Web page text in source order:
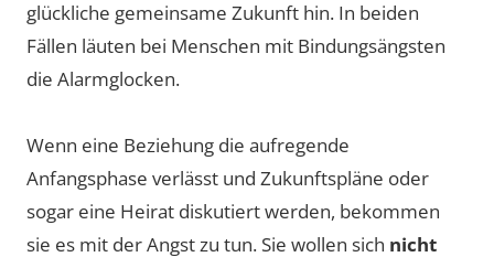
glückliche gemeinsame Zukunft hin. In beiden
Fällen läuten bei Menschen mit Bindungsängsten
die Alarmglocken.
Wenn eine Beziehung die aufregende
Anfangsphase verlässt und Zukunftspläne oder
sogar eine Heirat diskutiert werden, bekommen
sie es mit der Angst zu tun. Sie wollen sich nicht